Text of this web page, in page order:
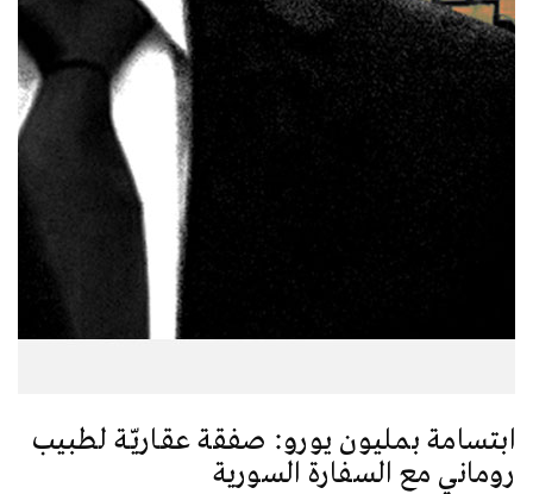
ابتسامة بمليون يورو: صفقة عقـاريّـة لطبيب
روماني مع السفارة السورية